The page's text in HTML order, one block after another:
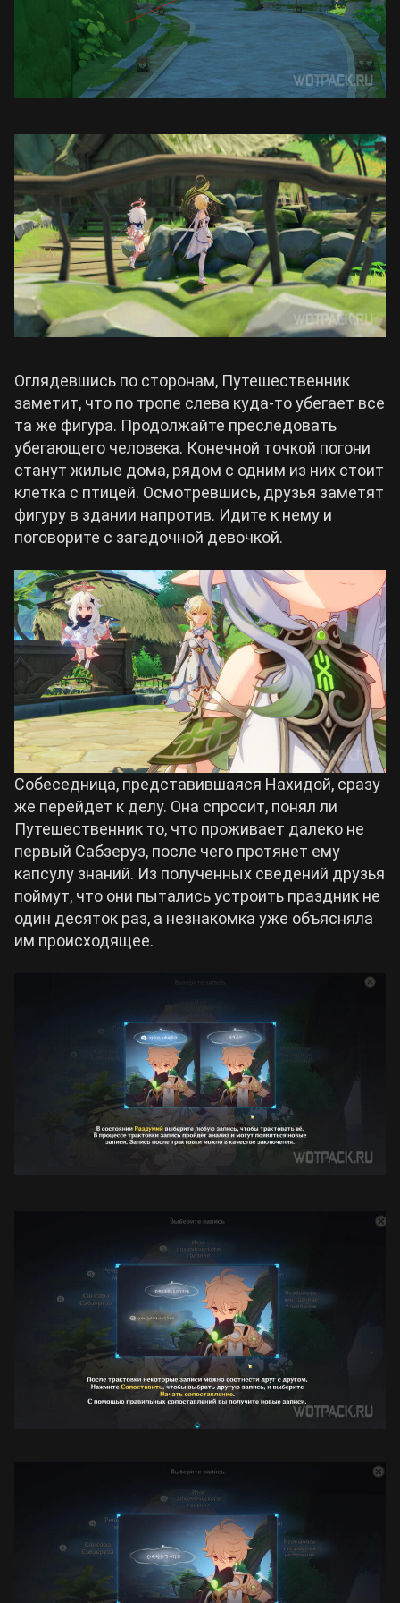
Оглядевшись по сторонам, Путешественник
заметит, что по тропе слева куда-то убегает все
та же фигура. Продолжайте преследовать
убегающего человека. Конечной точкой погони
станут жилые дома, рядом с одним из них стоит
клетка с птицей. Осмотревшись, друзья заметят
фигуру в здании напротив. Идите к нему и
поговорите с загадочной девочкой.
Собеседница, представившаяся Нахидой, сразу
же перейдет к делу. Она спросит, понял ли
Путешественник то, что проживает далеко не
первый Сабзеруз, после чего протянет ему
капсулу знаний. Из полученных сведений друзья
поймут, что они пытались устроить праздник не
один десяток раз, а незнакомка уже объясняла
им происходящее.